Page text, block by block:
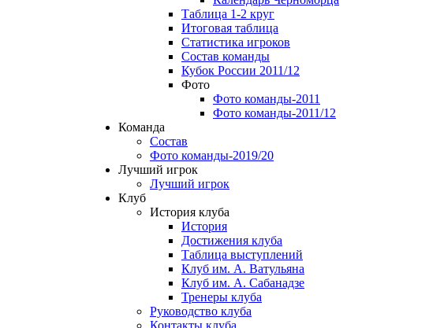
Таблица 1-2 круг
Итоговая таблица
Статистика игроков
Состав команды
Кубок России 2011/12
Фото
Фото команды-2011
Фото команды-2011/12
Команда
Состав
Фото команды-2019/20
Лучший игрок
Лучший игрок
Клуб
История клуба
История
Достижения клуба
Таблица выступлений
Клуб им. А. Ватульяна
Клуб им. А. Сабанадзе
Тренеры клуба
Руководство клуба
Контакты клуба